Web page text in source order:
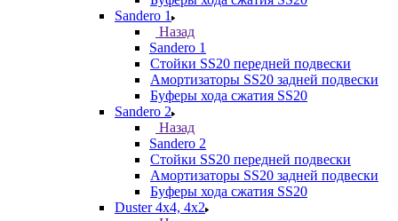
Sandero 1
Назад
Sandero 1
Стойки SS20 передней подвески
Амортизаторы SS20 задней подвески
Буферы хода сжатия SS20
Sandero 2
Назад
Sandero 2
Стойки SS20 передней подвески
Амортизаторы SS20 задней подвески
Буферы хода сжатия SS20
Duster 4х4, 4x2